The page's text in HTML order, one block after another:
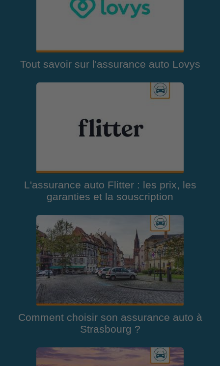
Tout savoir sur l'assurance auto Lovys
L'assurance auto Flitter : les prix, les
garanties et la souscription
Comment choisir son assurance auto à
Strasbourg ?